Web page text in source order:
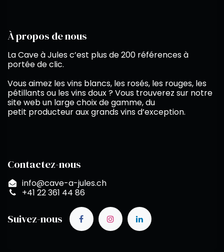
À propos de nous
La Cave à Jules c’est plus de 200 références à
portée de clic.
Vous aimez les vins blancs, les rosés, les rouges, les
pétillants ou les vins doux ? Vous trouverez sur notre
site web un large choix de gamme, du
petit producteur aux grands vins d’exception.
Contactez-nous
info@cave-a-jules.ch
+41 22 361 44 86
Suivez-nous